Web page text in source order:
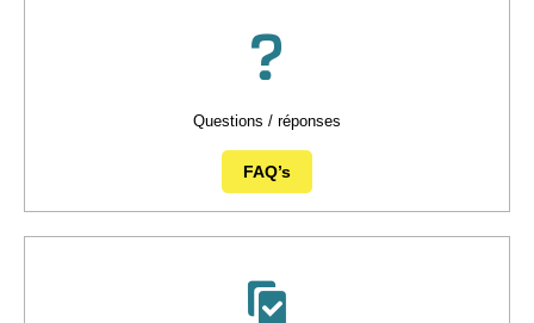
Questions / réponses
FAQ’s